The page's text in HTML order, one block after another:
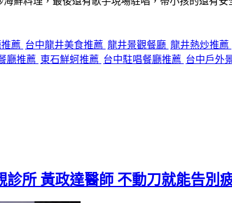
薦 台中龍井美食推薦 龍井景觀餐廳 龍井熱炒推薦
廳推薦 東石鮮蚵推薦 台中駐唱餐廳推薦 台中戶外
診所 黃政達醫師 不動刀就能告別